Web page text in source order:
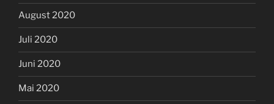
August 2020
Juli 2020
Juni 2020
Mai 2020